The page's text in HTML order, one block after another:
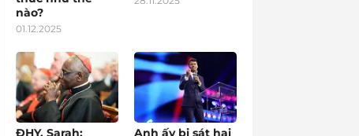
nào?
01.12.2025
ĐHY. Sarah:
Anh ấy bị sát hại